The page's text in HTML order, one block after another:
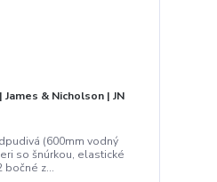
& Nicholson | JN
(600mm vodný
so šnúrkou, elastické
bočné z...